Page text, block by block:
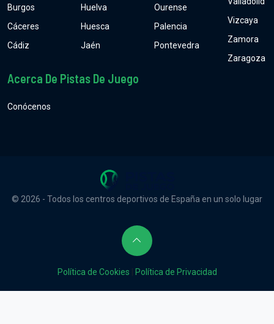
Burgos
Cáceres
Cádiz
Huelva
Huesca
Jaén
Ourense
Palencia
Pontevedra
Vizcaya
Zamora
Zaragoza
Acerca De Pistas De Juego
Conócenos
© 2026 - Todos los centros deportivos de España en un solo lugar
Política de Cookies Política de Privacidad